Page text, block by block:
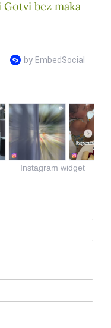
Instagram widget